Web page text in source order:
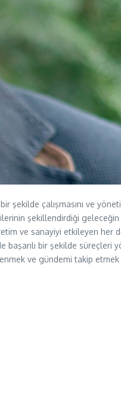
şekilde çalışmasını ve
şekillendirdiği
ve sanayiyi etkileyen
bir şekilde süreçleri
ve gündemi takip